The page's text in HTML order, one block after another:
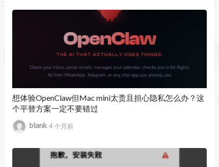
高级小组件：
- 番茄钟
- 闹钟
- 倒计时
- Countup
暂无文章
想体验OpenClaw但Mac mini太贵且担心隐私怎么办？这
个平替方案一定不要错过
blank 4 个月前